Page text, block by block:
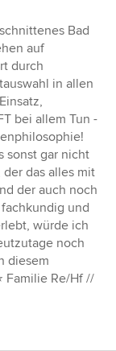
Bad
auf
durch
in allen
bei allem Tun -
sonst gar nicht
das alles mit
der auch noch
und
würde ich
noch
diesem
Familie Re/Hf //